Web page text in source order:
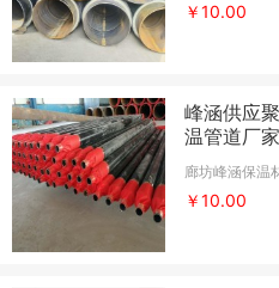
￥10.00
峰涵供应
温管道厂
廊坊峰涵保温
￥10.00